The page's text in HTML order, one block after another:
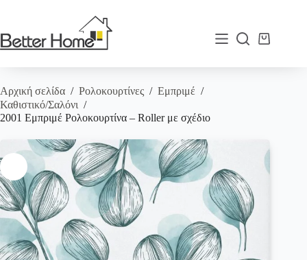
Καλάθι
Αρχική σελίδα / Ρολοκουρτίνες / Εμπριμέ /
Καθιστικό/Σαλόνι /
2001 Εμπριμέ Ρολοκουρτίνα – Roller με σχέδιο